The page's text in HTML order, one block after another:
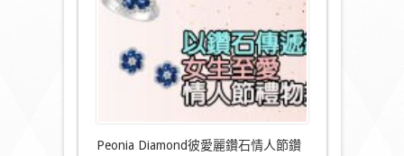
介〉
中
Peonia Diamond彼愛麗鑽石情人節鑽